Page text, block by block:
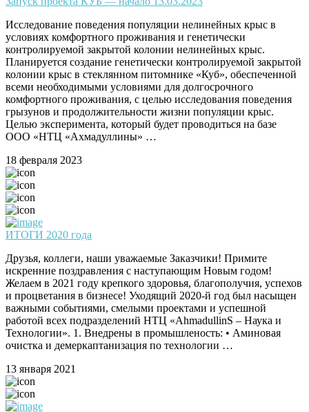
Исследование поведения популяции нелинейных крыс в
условиях комфортного проживания и генетически
контролируемой закрытой колонии нелинейных крыс.
Планируется создание генетически контролируемой закрытой
колонии крыс в стеклянном питомнике «Куб», обеспеченной
всеми необходимыми условиями для долгосрочного
комфортного проживания, с целью исследования поведения
грызунов и продолжительности жизни популяции крыс.
Целью эксперимента, который будет проводиться на базе
ООО «НТЦ «Ахмадуллины» …
18 февраля 2023
ИТОГИ 2020 года
Друзья, коллеги, наши уважаемые Заказчики! Примите
искренние поздравления с наступающим Новым годом!
Желаем в 2021 году крепкого здоровья, благополучия, успехов
и процветания в бизнесе! Уходящий 2020-й год был насыщен
важными событиями, смелыми проектами и успешной
работой всех подразделений НТЦ «AhmadullinS – Наука и
Технологии». 1. Внедрены в промышленость: • Аминовая
очистка и демеркаптанизация по технологии …
13 января 2021